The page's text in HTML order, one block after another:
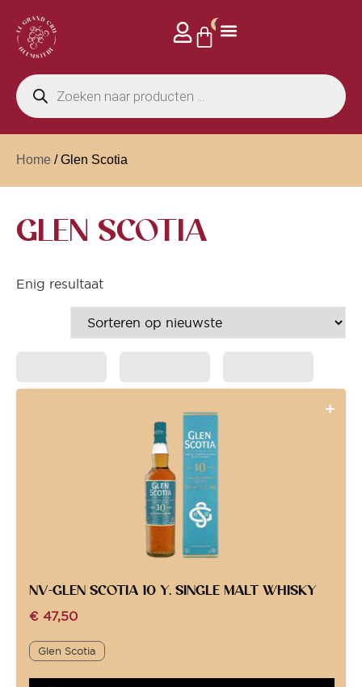
0
Home / Glen Scotia
GLEN SCOTIA
Enig resultaat
NV-GLEN SCOTIA 10 Y. SINGLE MALT WHISKY
€ 47,50
Glen Scotia